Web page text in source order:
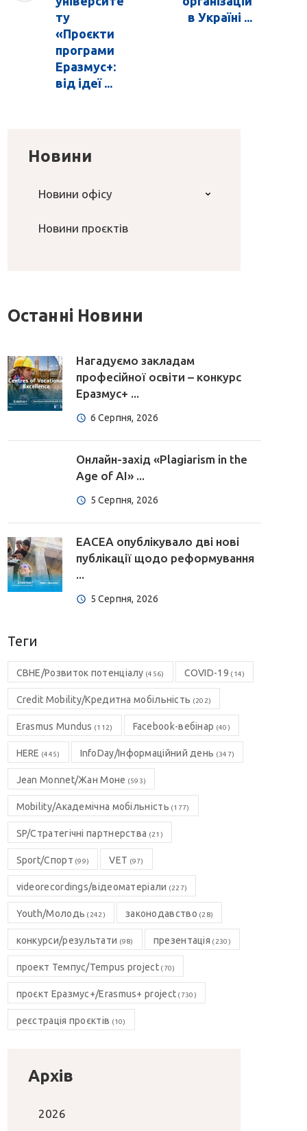
ту
«Проєкти
програми
Еразмус+:
від ідеї ...
в Україні ...
Новини
Новини офісу
Новини проєктів
Останні Новини
Нагадуємо закладам
професійної освіти – конкурс
Еразмус+ ...
6 Серпня, 2026
Онлайн-захід «Plagiarism in the
Age of AI» ...
5 Серпня, 2026
EACEA опублікувало дві нові
публікації щодо реформування
...
5 Серпня, 2026
Теги
CBHE/Розвиток потенціалу (456) COVID-19 (14)
Credit Mobility/Кредитна мобільність (202)
Erasmus Mundus (112) Facebook-вебінар (40)
HERE (445) InfoDay/Інформаційний день (347)
Jean Monnet/Жан Моне (593)
Mobility/Академічна мобільність (177)
SP/Стратегічні партнерства (21)
Sport/Спорт (99) VET (97)
videorecordings/відеоматеріали (227)
Youth/Молодь (242) законодавство (28)
конкурси/результати (98) презентація (230)
проект Темпус/Tempus project(70)
проєкт Еразмус+/Erasmus+ project (730)
реєстрація проєктів (10)
Архів
2026